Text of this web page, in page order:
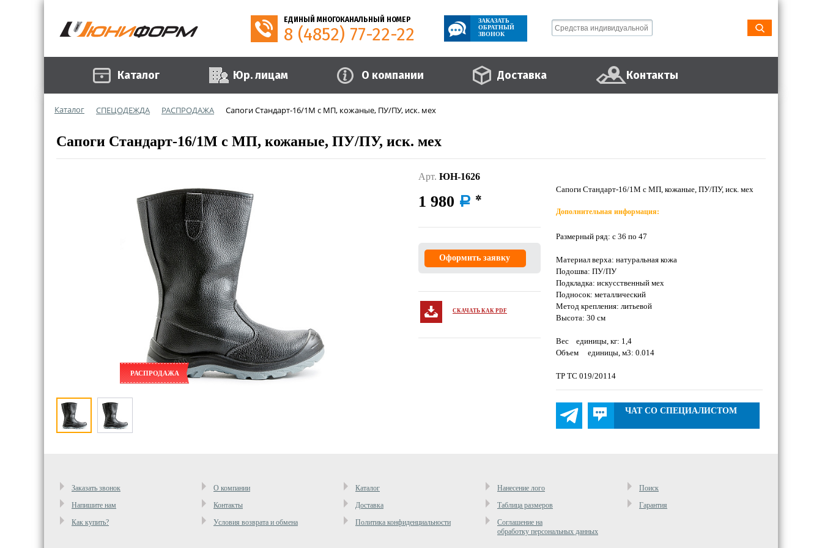
ЕДИНЫЙ МНОГОКАНАЛЬНЫЙ НОМЕР
8 (4852) 77-22-22
ЗАКАЗАТЬ
ОБРАТНЫЙ
ЗВОНОК
Каталог Юр. лицам О компании Доставка Контакты
Каталог СПЕЦОДЕЖДА РАСПРОДАЖА Сапоги Стандарт-16/1М с МП, кожаные, ПУ/ПУ, иск. мех
Сапоги Стандарт-16/1М с МП, кожаные, ПУ/ПУ, иск. мех
РАСПРОДАЖА
Арт. ЮН-1626
1 980 a
Оформить заявку
СКАЧАТЬ КАК PDF
Сапоги Стандарт-16/1М с МП, кожаные, ПУ/ПУ, иск. мех
Дополнительная информация:
Размерный ряд: с 36 по 47
Материал верха: натуральная кожа
Подошва: ПУ/ПУ
Подкладка: искусственный мех
Подносок: металлический
Метод крепления: литьевой
Высота: 30 см
Вес единицы, кг: 1,4
Объем единицы, м3: 0.014
ТР ТС 019/20114
ЧАТ СО СПЕЦИАЛИСТОМ
Заказать звонок О компании Каталог Нанесение лого
Поиск
Напишите нам
Контакты Доставка Таблица размеров
Гарантия
Как купить?
Условия возврата и обмена Политика конфиденциальности
Cоглашение на
обработку персональных данных